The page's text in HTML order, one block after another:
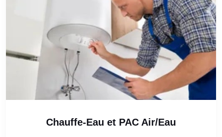
Chauffe-Eau et PAC Air/Eau